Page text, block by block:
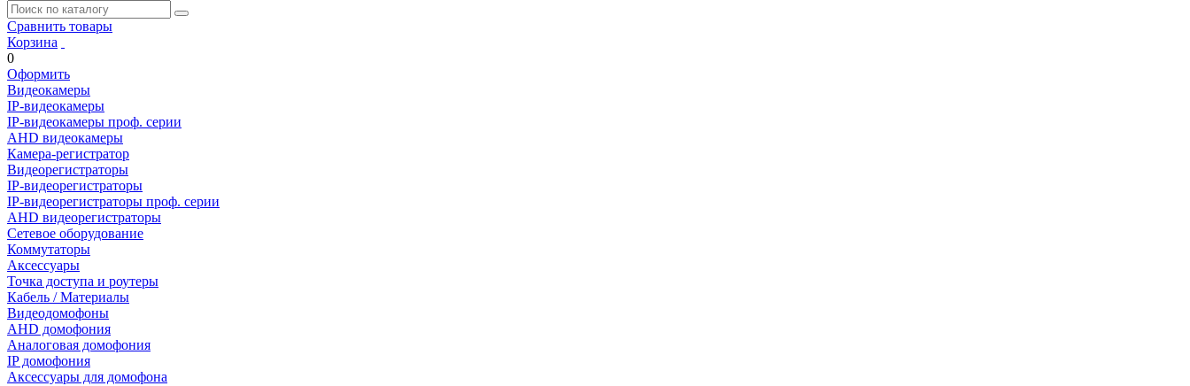
Сравнить товары
Корзина
0
Оформить
Видеокамеры
IP-видеокамеры
IP-видеокамеры проф. серии
AHD видеокамеры
Камера-регистратор
Видеорегистраторы
IP-видеорегистраторы
IP-видеорегистраторы проф. серии
AHD видеорегистраторы
Сетевое оборудование
Коммутаторы
Аксессуары
Точка доступа и роутеры
Кабель / Материалы
Видеодомофоны
AHD домофония
Аналоговая домофония
IP домофония
Аксессуары для домофона